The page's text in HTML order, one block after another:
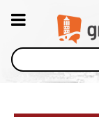
Αναζήτηση